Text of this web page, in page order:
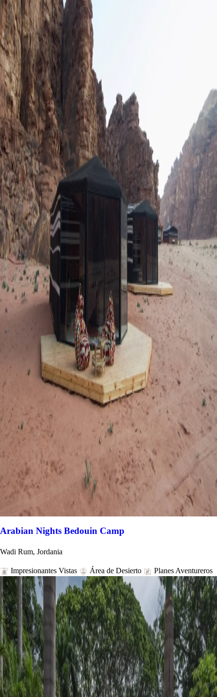
Arabian Nights Bedouin Camp
Wadi Rum, Jordania
Impresionantes Vistas Área de Desierto Planes Aventureros